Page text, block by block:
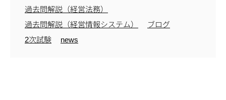
過去問解説（経営法務）
過去問解説（経営情報システム）
ブログ
2次試験
news